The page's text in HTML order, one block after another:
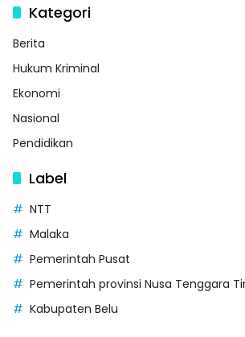
Kategori
Berita
Hukum Kriminal
Ekonomi
Nasional
Pendidikan
Label
NTT
Malaka
Pemerintah Pusat
Pemerintah provinsi Nusa Tenggara
Kabupaten Belu